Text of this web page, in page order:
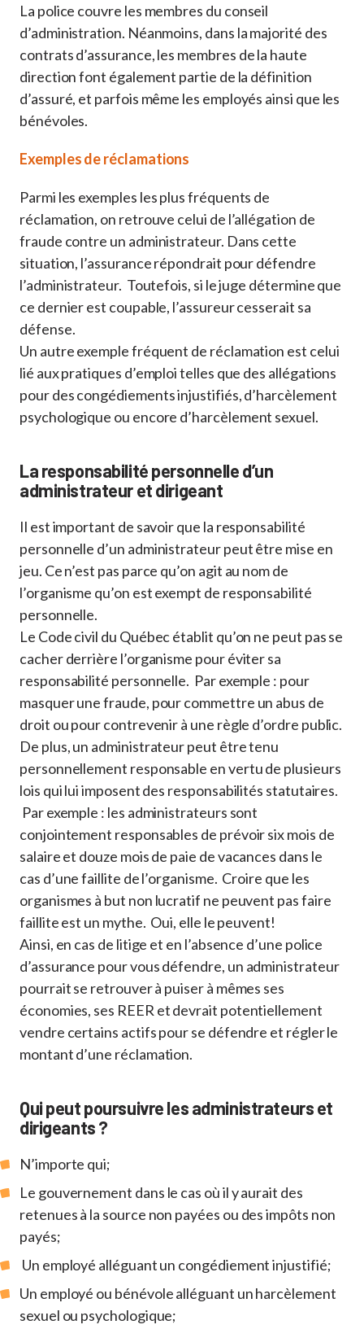
La police couvre les membres du conseil
d’administration. Néanmoins, dans la majorité des
contrats d’assurance, les membres de la haute
direction font également partie de la définition
d’assuré, et parfois même les employés ainsi que les
bénévoles.
Exemples de réclamations
Parmi les exemples les plus fréquents de
réclamation, on retrouve celui de l’allégation de
fraude contre un administrateur. Dans cette
situation, l’assurance répondrait pour défendre
l’administrateur. Toutefois, si le juge détermine que
ce dernier est coupable, l’assureur cesserait sa
défense.
Un autre exemple fréquent de réclamation est celui
lié aux pratiques d’emploi telles que des allégations
pour des congédiements injustifiés, d’harcèlement
psychologique ou encore d’harcèlement sexuel.
La responsabilité personnelle d’un
administrateur et dirigeant
Il est important de savoir que la responsabilité
personnelle d’un administrateur peut être mise en
jeu. Ce n’est pas parce qu’on agit au nom de
l’organisme qu’on est exempt de responsabilité
personnelle.
Le Code civil du Québec établit qu’on ne peut pas se
cacher derrière l’organisme pour éviter sa
responsabilité personnelle. Par exemple : pour
masquer une fraude, pour commettre un abus de
droit ou pour contrevenir à une règle d’ordre public.
De plus, un administrateur peut être tenu
personnellement responsable en vertu de plusieurs
lois qui lui imposent des responsabilités statutaires.
Par exemple : les administrateurs sont
conjointement responsables de prévoir six mois de
salaire et douze mois de paie de vacances dans le
cas d’une faillite de l’organisme. Croire que les
organismes à but non lucratif ne peuvent pas faire
faillite est un mythe. Oui, elle le peuvent!
Ainsi, en cas de litige et en l’absence d’une police
d’assurance pour vous défendre, un administrateur
pourrait se retrouver à puiser à mêmes ses
économies, ses REER et devrait potentiellement
vendre certains actifs pour se défendre et régler le
montant d’une réclamation.
Qui peut poursuivre les administrateurs et
dirigeants ?
N’importe qui;
Le gouvernement dans le cas où il y aurait des
retenues à la source non payées ou des impôts non
payés;
Un employé alléguant un congédiement injustifié;
Un employé ou bénévole alléguant un harcèlement
sexuel ou psychologique;